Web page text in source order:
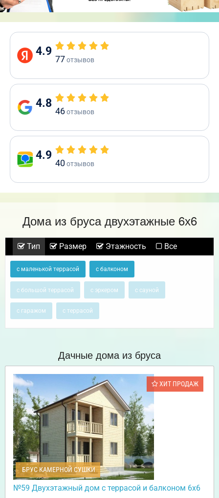
4.9
77отзывов
4.8
46отзывов
4.9
40отзывов
Дома из бруса двухэтажные 6х6
Тип Размер Этажность Все
с маленькой террасой с балконом
с большой террасой с эркером с сауной
с гаражом с террасой
Дачные дома из бруса
ХИТ ПРОДАЖ
БРУС КАМЕРНОЙ СУШКИ
№59 Двухэтажный дом с террасой и балконом 6х6